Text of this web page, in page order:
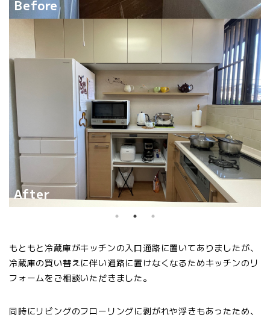
Before
After
もともと冷蔵庫がキッチンの入口通路に置いてありましたが、
冷蔵庫の買い替えに伴い通路に置けなくなるためキッチンのリ
フォームをご相談いただきました。
同時にリビングのフローリングに剥がれや浮きもあったため、